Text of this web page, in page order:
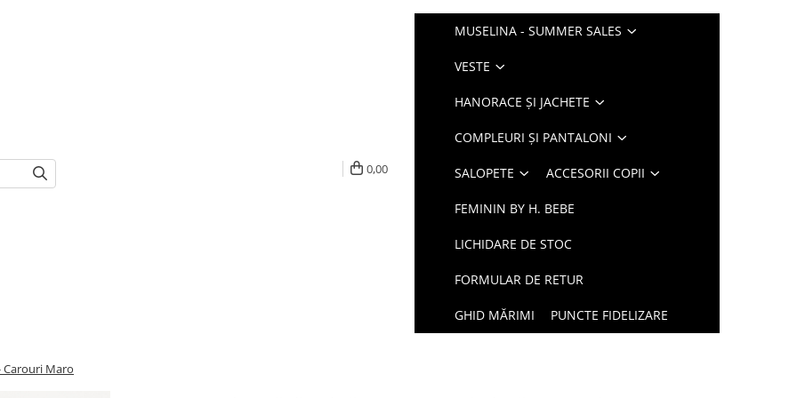
0,00
MUSELINA - SUMMER SALES
VESTE
HANORACE ȘI JACHETE
COMPLEURI ȘI PANTALONI
SALOPETE ACCESORII COPII
FEMININ BY H. BEBE
LICHIDARE DE STOC
FORMULAR DE RETUR
GHID MĂRIMI PUNCTE FIDELIZARE
Carouri Maro